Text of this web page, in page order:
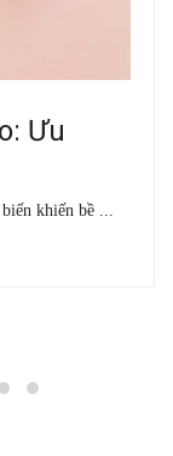
Ưu
khiến bề ...